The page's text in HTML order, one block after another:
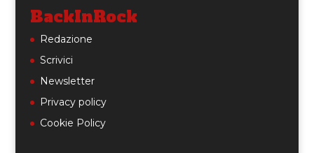
BackInRock
Redazione
Scrivici
Newsletter
Privacy policy
Cookie Policy